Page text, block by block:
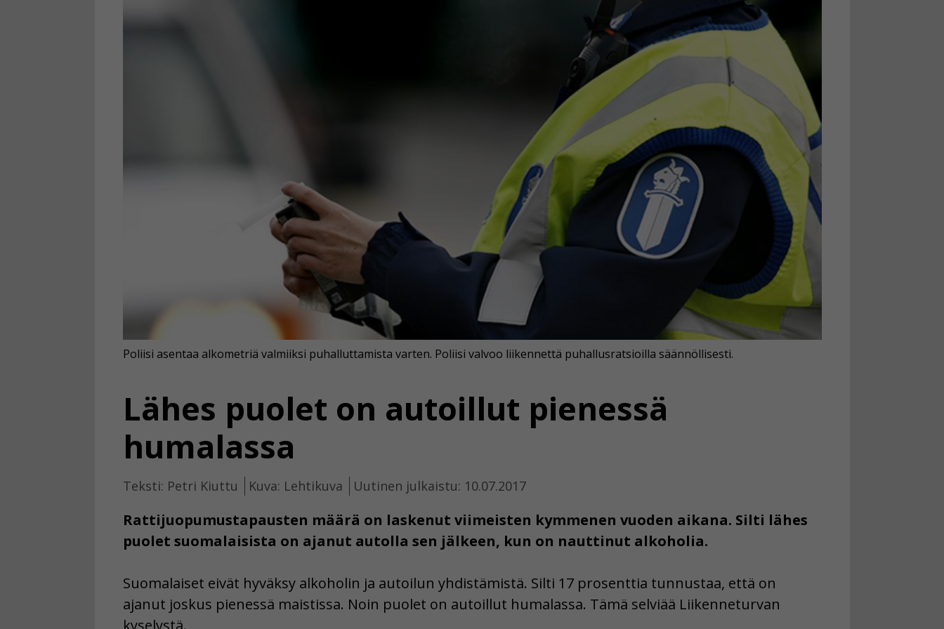
Lähes puolet on autoillut pienessä
humalassa
Teksti: Petri Kiuttu Kuva: Lehtikuva Uutinen julkaistu: 10.07.2017
Rattijuopumustapausten määrä on laskenut viimeisten kymmenen vuoden aikana. Silti lähes
puolet suomalaisista on ajanut autolla sen jälkeen, kun on nauttinut alkoholia.
Poliisi asentaa alkometriä valmiiksi puhalluttamista varten. Poliisi valvoo liikennettä puhallusratsioilla säännöllisesti.
Suomalaiset eivät hyväksy alkoholin ja autoilun yhdistämistä. Silti 17 prosenttia tunnustaa, että on
ajanut joskus pienessä maistissa. Noin puolet on autoillut humalassa. Tämä selviää Liikenneturvan
kyselystä.